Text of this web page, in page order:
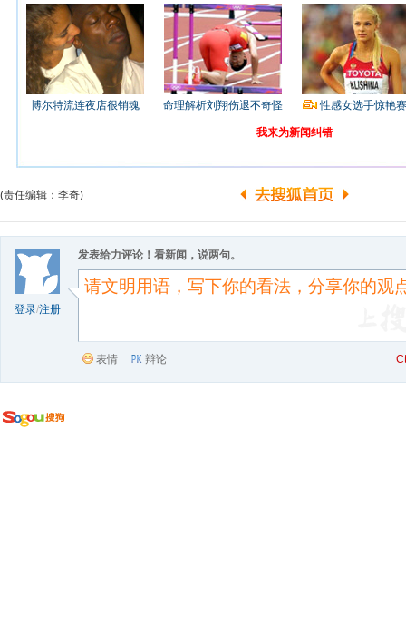
博尔特流连夜店很销魂 命理解析刘翔伤退不奇怪 性感女选手惊艳
我来为新闻纠错
(责任编辑：李奇)
登录/注册
发表给力评论！看新闻，说两句。
表情 辩论